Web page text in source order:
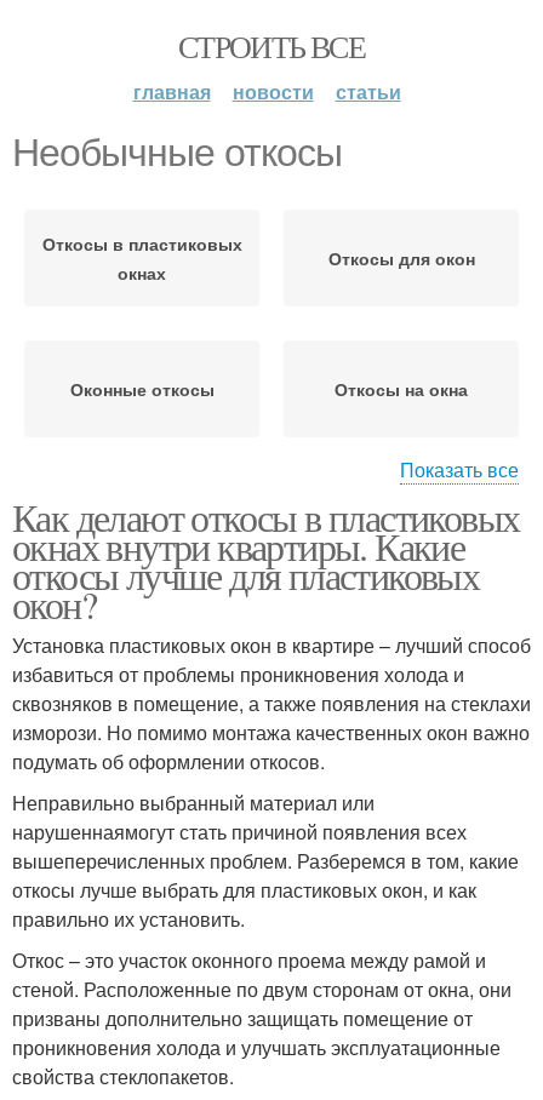
СТРОИТЬ ВСЕ
главная новости статьи
Необычные откосы
Откосы в пластиковых
окнах
Откосы для окон
Оконные откосы Откосы на окна
Откосы из гипсокартона
Показать все
Как делают откосы в пластиковых
окнах внутри квартиры. Какие
откосы лучше для пластиковых
окон?
Установка пластиковых окон в квартире – лучший способ
избавиться от проблемы проникновения холода и
сквозняков в помещение, а также появления на стеклахи
изморози. Но помимо монтажа качественных окон важно
подумать об оформлении откосов.
Неправильно выбранный материал или
нарушеннаямогут стать причиной появления всех
вышеперечисленных проблем. Разберемся в том, какие
откосы лучше выбрать для пластиковых окон, и как
правильно их установить.
Откос – это участок оконного проема между рамой и
стеной. Расположенные по двум сторонам от окна, они
призваны дополнительно защищать помещение от
проникновения холода и улучшать эксплуатационные
свойства стеклопакетов.